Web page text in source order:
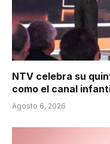
NTV celebra su
como el canal
Agosto 6, 2026